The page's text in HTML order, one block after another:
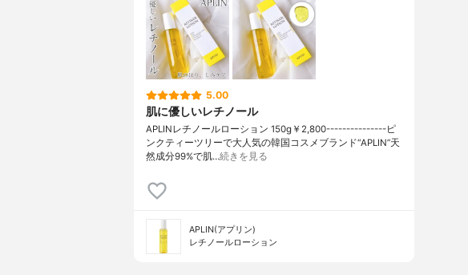
5.00
肌に優しいレチノール
APLINレチノールローション 150g￥2,800---------------ピ
ンクティーツリーで大人気の韓国コスメブランド“APLIN”天
然成分99%で肌…続きを見る
APLIN(アプリン)
レチノールローション